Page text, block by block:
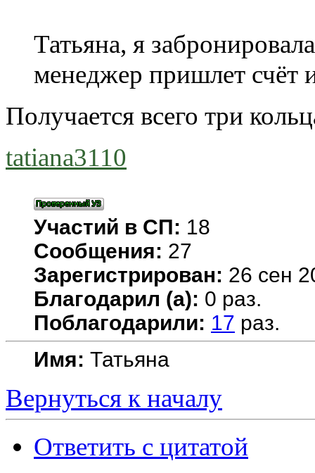
Татьяна, я
менеджер пришлет счёт
Получается всего три
tatiana3110
Участий в СП: 18
Сообщения: 27
Зарегистрирован: 26 сен
Благодарил (а): 0 раз.
Поблагодарили: 17 раз.
Имя: Татьяна
Вернуться к началу
Ответить с цитатой